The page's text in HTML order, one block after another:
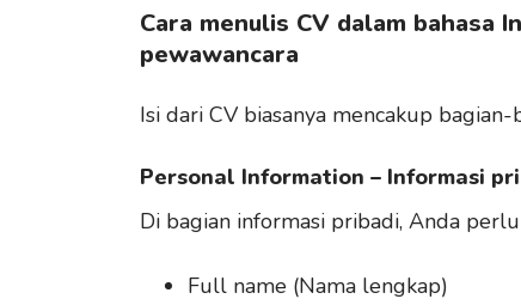
Cara menulis CV dalam bahasa
pewawancara
Isi dari CV biasanya mencakup
Personal Information – Informasi
Di bagian informasi pribadi, Anda
Full name (Nama lengkap)